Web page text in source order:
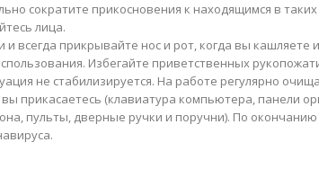
сократите прикосновения к находящимся в
лица.
всегда прикрывайте нос и рот, когда вы кашляете
Избегайте приветственных
не стабилизируется. На работе регулярно
прикасаетесь (клавиатура компьютера, панели
пульты, дверные ручки и поручни). По